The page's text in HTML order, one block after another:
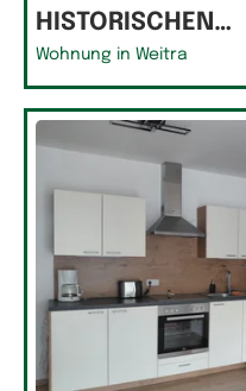
HISTORISCHEN…
Wohnung in Weitra